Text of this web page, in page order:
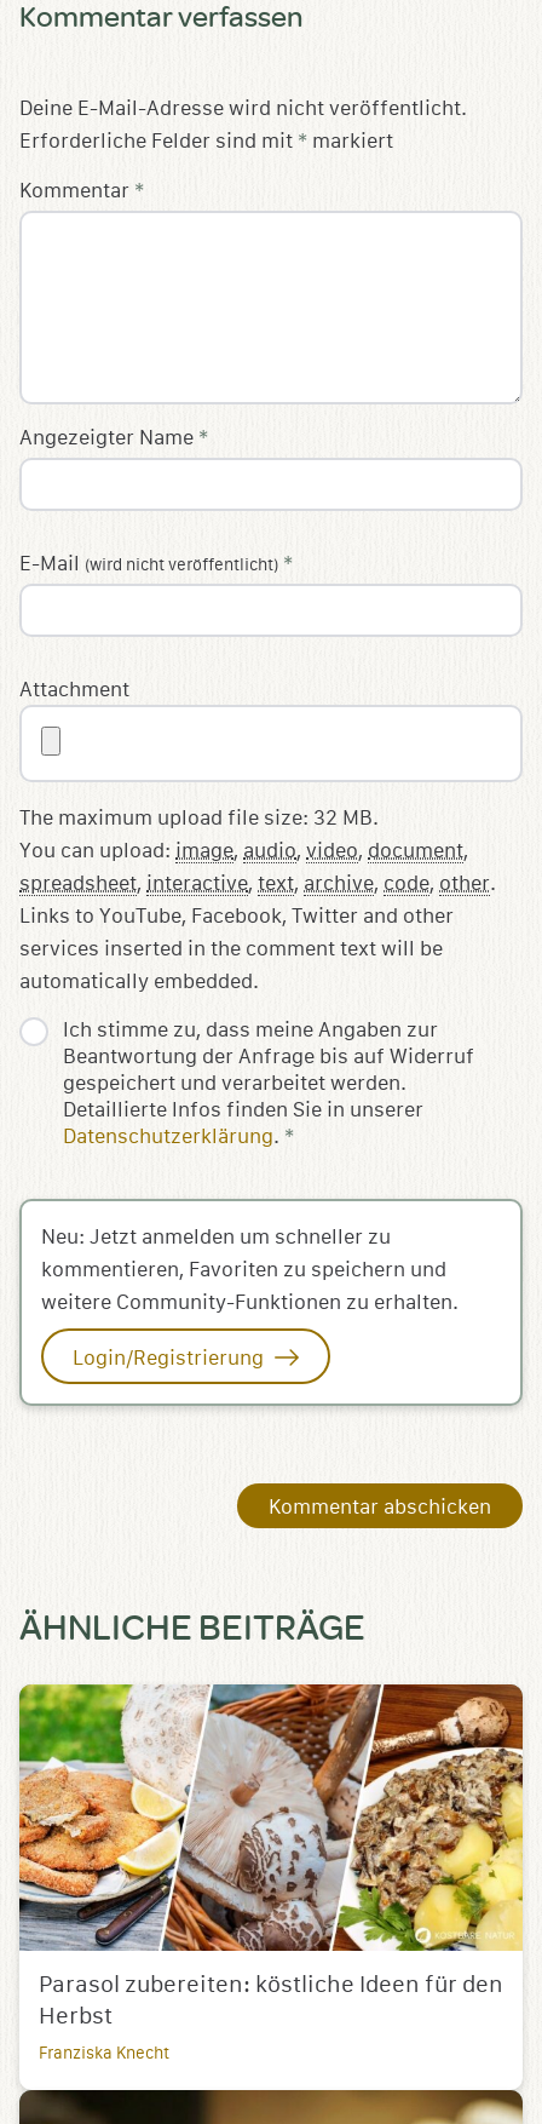
Kommentar verfassen
Deine E-Mail-Adresse wird nicht veröffentlicht.
Erforderliche Felder sind mit * markiert
Kommentar *
Angezeigter Name *
E-Mail (wird nicht veröffentlicht) *
Ich stimme zu, dass meine Angaben zur
Beantwortung der Anfrage bis auf Widerruf
gespeichert und verarbeitet werden.
Detaillierte Infos finden Sie in unserer
Datenschutzerklärung. *
Attachment
The maximum upload file size: 32 MB.
You can upload: image, audio, video, document,
spreadsheet, interactive, text, archive, code, other.
Links to YouTube, Facebook, Twitter and other
services inserted in the comment text will be
automatically embedded.
Neu: Jetzt anmelden um schneller zu
kommentieren, Favoriten zu speichern und
weitere Community-Funktionen zu erhalten.
Login/Registrierung
ÄHNLICHE BEITRÄGE
Parasol zubereiten: köstliche Ideen für den
Herbst
Franziska Knecht